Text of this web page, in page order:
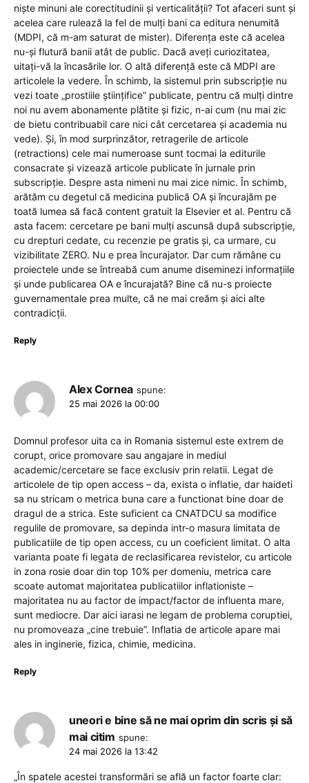
niște minuni ale corectitudinii și verticalității? Tot afaceri sunt și
acelea care rulează la fel de mulți bani ca editura nenumită
(MDPI, că m-am saturat de mister). Diferența este că acelea
nu-și flutură banii atât de public. Dacă aveți curiozitatea,
uitați-vă la încasările lor. O altă diferență este că MDPI are
articolele la vedere. În schimb, la sistemul prin subscripție nu
vezi toate „prostiile științifice” publicate, pentru că mulți dintre
noi nu avem abonamente plătite și fizic, n-ai cum (nu mai zic
de bietu contribuabil care nici cât cercetarea și academia nu
vede). Și, în mod surprinzător, retragerile de articole
(retractions) cele mai numeroase sunt tocmai la editurile
consacrate și vizează articole publicate în jurnale prin
subscripție. Despre asta nimeni nu mai zice nimic. În schimb,
arătăm cu degetul că medicina publică OA și încurajăm pe
toată lumea să facă content gratuit la Elsevier et al. Pentru că
asta facem: cercetare pe bani mulți ascunsă după subscripție,
cu drepturi cedate, cu recenzie pe gratis și, ca urmare, cu
vizibilitate ZERO. Nu e prea încurajator. Dar cum rămâne cu
proiectele unde se întreabă cum anume diseminezi informațiile
și unde publicarea OA e încurajată? Bine că nu-s proiecte
guvernamentale prea multe, că ne mai creăm și aici alte
contradicții.
Reply
Alex Cornea spune:
25 mai 2026 la 00:00
Domnul profesor uita ca in Romania sistemul este extrem de
corupt, orice promovare sau angajare in mediul
academic/cercetare se face exclusiv prin relatii. Legat de
articolele de tip open access – da, exista o inflatie, dar haideti
sa nu stricam o metrica buna care a functionat bine doar de
dragul de a strica. Este suficient ca CNATDCU sa modifice
regulile de promovare, sa depinda intr-o masura limitata de
publicatiile de tip open access, cu un coeficient limitat. O alta
varianta poate fi legata de reclasificarea revistelor, cu articole
in zona rosie doar din top 10% per domeniu, metrica care
scoate automat majoritatea publicatiilor inflationiste –
majoritatea nu au factor de impact/factor de influenta mare,
sunt mediocre. Dar aici iarasi ne legam de problema coruptiei,
nu promoveaza „cine trebuie”. Inflatia de articole apare mai
ales in inginerie, fizica, chimie, medicina.
Reply
uneori e bine să ne mai oprim din scris și să
mai citim spune:
24 mai 2026 la 13:42
„În spatele acestei transformări se află un factor foarte clar: